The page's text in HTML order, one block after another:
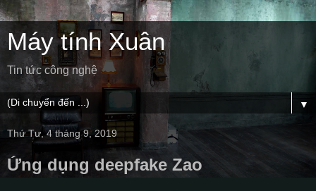
Máy tính Xuân
Tin tức công nghệ
▼
Thứ Tư, 4 tháng 9, 2019
Ứng dụng deepfake Zao